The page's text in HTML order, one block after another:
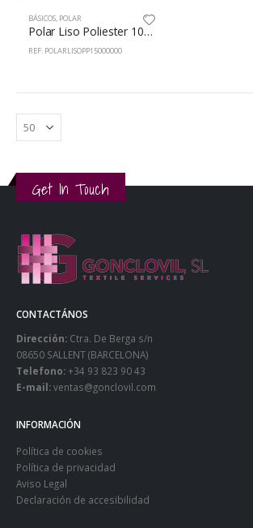
BÁSICOS, POLAR
Polar Liso Poliester 100% 150cm c/Blanco
REF: POLARLISOPP15000000
Get In Touch
CONTACTÁNOS
Dirección: Ctra. De Berga s/n
08650 SALLENT (BARCELONA)
Telefono:+34 93 823 90 43
E-mail:ventas@gonclovil.com
INFORMACIÓN
Política de cookies
Política de privacidad
Aviso Legal
Declaración de accesibilidad